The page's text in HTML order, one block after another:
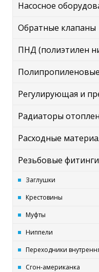
Насосное
Обратные клапаны
ПНД (полиэтилен
Регулирующая и
Радиаторы
Расходные
Резьбовые
Заглушки
Крестовины
Муфты
Ниппели
Переходники
Сгон-американка